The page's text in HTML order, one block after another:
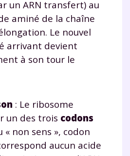
un ARN transfert) au
aminé de la chaîne
Le nouvel
arrivant devient
à son tour le
: Le ribosome
un des trois codons
« non sens », codon
aucun acide
votre
scolaire ?
notre
de soutien